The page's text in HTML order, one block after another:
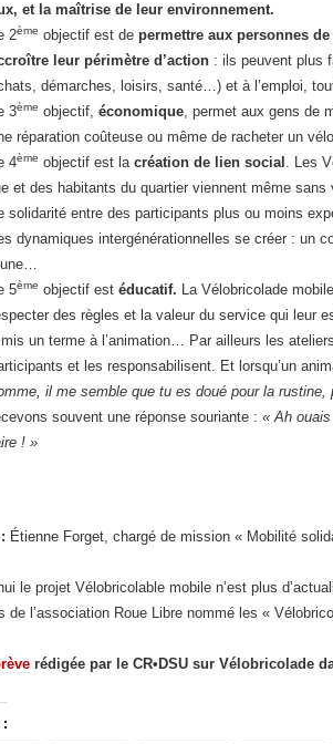
et la maîtrise de leur environnement.
2ème objectif est de permettre aux personnes
leur périmètre d’action : ils peuvent plus
démarches, loisirs, santé…) et à l’emploi,
3ème objectif, économique, permet aux gens de
réparation coûteuse ou même de racheter un
4ème objectif est lacréation de lien social . Les
et des habitants du quartier viennent même
solidarité entre des participants plus ou moins
dynamiques intergénérationnelles se créer : un
5ème objectif est éducatif. La Vélobricolade
des règles et la valeur du service qui leur
un terme à l’animation… Par ailleurs les
et les responsabilisent. Et lorsqu’un
il me semble que tu es doué pour la rustine,
souvent une réponse souriante : « Ah
! »
Étienne Forget, chargé de mission « Mobilité
le projet Vélobricolable mobile n’est plus
de l’association Roue Libre nommé les «
rédigée par le CR•DSU sur Vélobricolade
: